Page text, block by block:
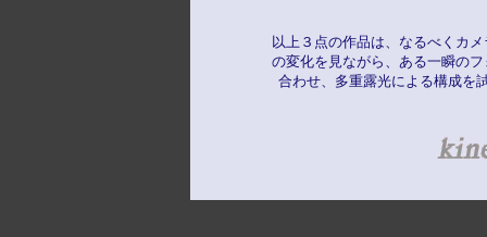
以上３点の作品は、なるべくカ
の変化を見ながら、ある一瞬のフ
合わせ、多重露光による構成を